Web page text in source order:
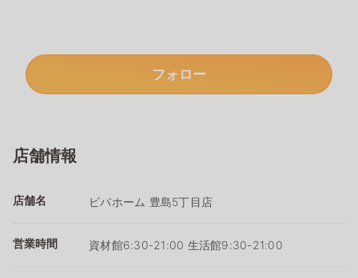
フォロー
店舗情報
店舗名 ビバホーム 豊島5丁目店
営業時間 資材館6:30-21:00 生活館9:30-21:00